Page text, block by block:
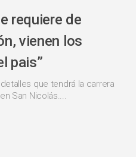
requiere de
vienen los
pais”
que tendrá la carrera
San Nicolás....